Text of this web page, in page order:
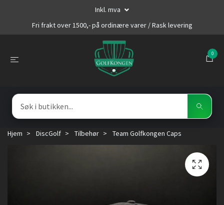
Inkl. mva
Fri frakt over 1500,- på ordinære varer / Rask levering
0
Hjem DiscGolf Tilbehør Team Golfkongen Caps